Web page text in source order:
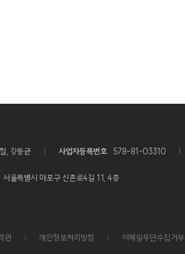
, 강동균 사업자등록번호578-81-03310
울특별시 마포구 신촌로4길 11, 4층
관 개인정보처리방침 이메일무단수집거부